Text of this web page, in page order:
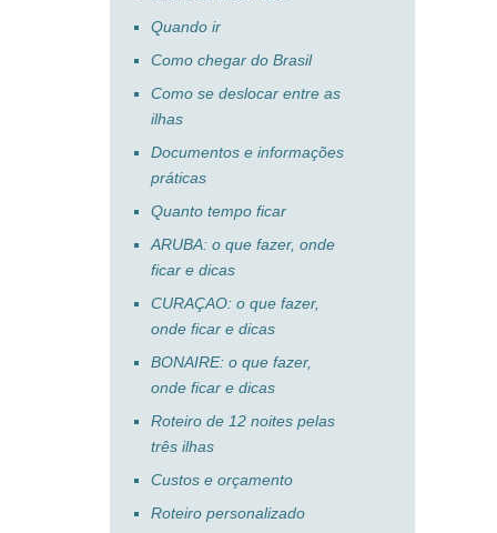
Quando ir
Como chegar do Brasil
Como se deslocar entre as
ilhas
Documentos e informações
práticas
Quanto tempo ficar
ARUBA: o que fazer, onde
ficar e dicas
CURAÇAO: o que fazer,
onde ficar e dicas
BONAIRE: o que fazer,
onde ficar e dicas
Roteiro de 12 noites pelas
três ilhas
Custos e orçamento
Roteiro personalizado